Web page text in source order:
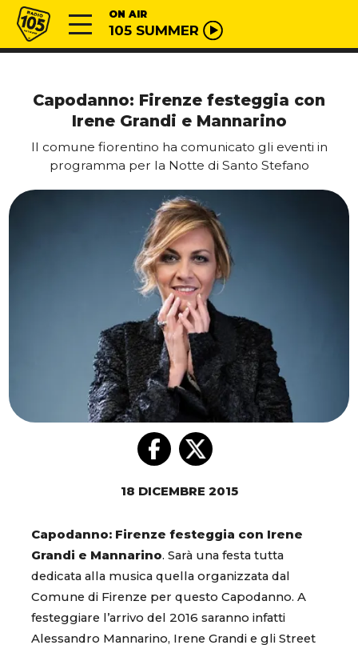
Vai al contenuto
Radio 105 ON AIR
105 SUMMER
Capodanno: Firenze festeggia con
Irene Grandi e Mannarino
Il comune fiorentino ha comunicato gli eventi in
programma per la Notte di Santo Stefano
18 DICEMBRE 2015
Capodanno: Firenze festeggia con Irene
Grandi e Mannarino. Sarà una festa tutta
dedicata alla musica quella organizzata dal
Comune di Firenze per questo Capodanno. A
festeggiare l’arrivo del 2016 saranno infatti
Alessandro Mannarino, Irene Grandi e gli Street